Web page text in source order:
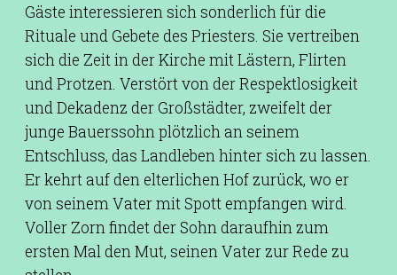
Gäste interessieren sich sonderlich für die
Rituale und Gebete des Priesters. Sie vertreiben
sich die Zeit in der Kirche mit Lästern, Flirten
und Protzen. Verstört von der Respektlosigkeit
und Dekadenz der Großstädter, zweifelt der
junge Bauerssohn plötzlich an seinem
Entschluss, das Landleben hinter sich zu lassen.
Er kehrt auf den elterlichen Hof zurück, wo er
von seinem Vater mit Spott empfangen wird.
Voller Zorn findet der Sohn daraufhin zum
ersten Mal den Mut, seinen Vater zur Rede zu